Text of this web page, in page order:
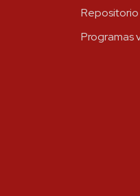
Repositorio
Programas